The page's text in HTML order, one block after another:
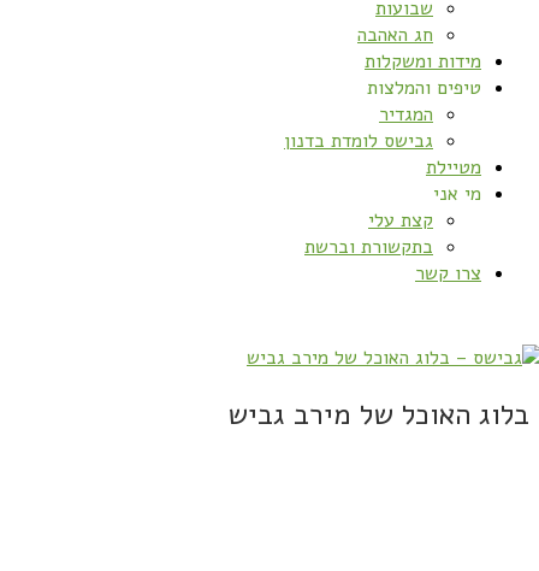
שבועות
חג האהבה
מידות ומשקלות
טיפים והמלצות
המגדיר
גבישס לומדת בדנון
מטיילת
מי אני
קצת עלי
בתקשורת וברשת
צרו קשר
בלוג האוכל של מירב גביש